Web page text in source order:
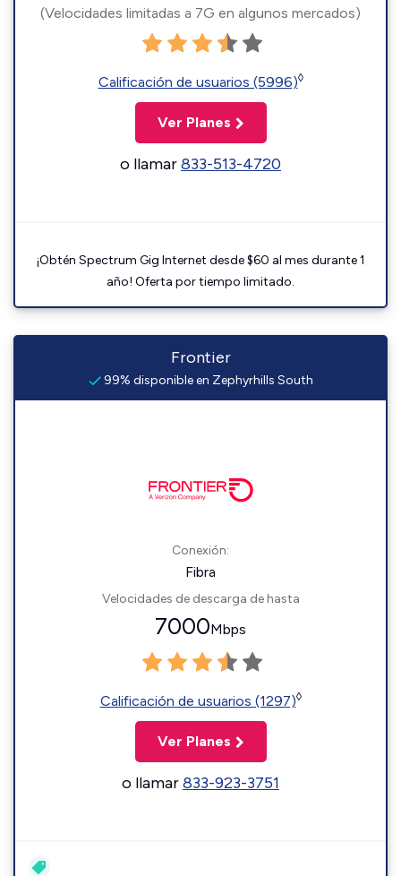
(Velocidades limitadas a 7G en algunos mercados)
Calificación de usuarios (5996)◊
Ver Planes
o llamar833-513-4720
¡Obtén Spectrum Gig Internet desde $60 al mes durante 1
año! Oferta por tiempo limitado.
Frontier
99% disponible en Zephyrhills South
Conexión:
Fibra
Velocidades de descarga de hasta
7000Mbps
Calificación de usuarios (1297)◊
Ver Planes
o llamar833-923-3751